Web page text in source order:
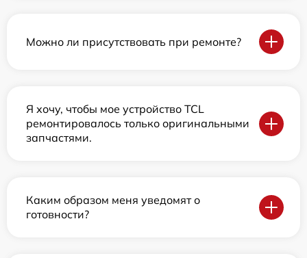
Можно ли присутствовать при ремонте?
Я хочу, чтобы мое устройство TCL
ремонтировалось только оригинальными
запчастями.
Каким образом меня уведомят о
готовности?